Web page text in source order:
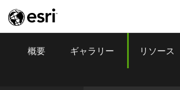
ArcGIS Instant Apps
概要 ギャラリー リソース